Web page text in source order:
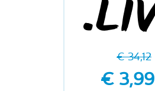
€ 34,12
€ 3,99